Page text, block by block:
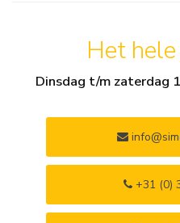
Het
Dinsdag t/m zaterdag
+31 (0)